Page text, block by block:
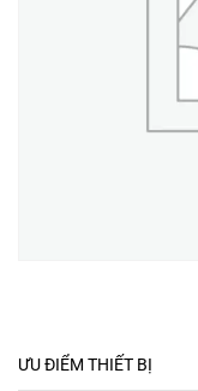
ƯU ĐIỂM THIẾT BỊ